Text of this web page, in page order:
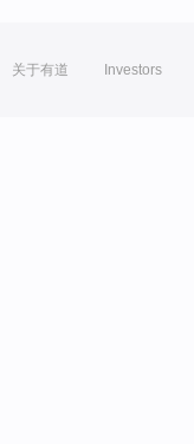
关于有道 Investors